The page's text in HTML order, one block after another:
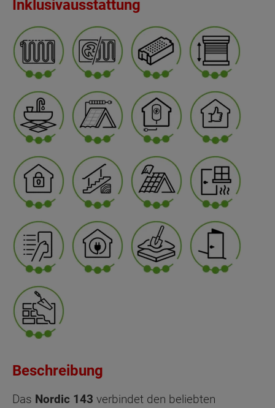
Inklusivausstattung
Beschreibung
Das Nordic 143 verbindet den beliebten